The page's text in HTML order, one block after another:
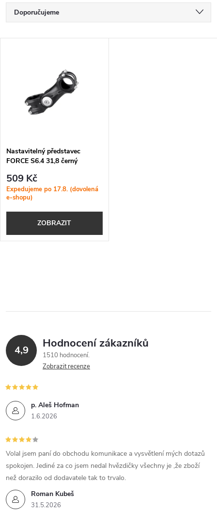
Ř
a
p
r
o
d
t
ů
Doporučujeme
Nejprodávanější
s
p
r
o
d
t
ů
Nastavitelný představec
FORCE S6.4 31,8 černý
509 Kč
Expedujeme po 17.8. (dovolená
e-shopu)
ZOBRAZIT
l
d
a
c
í
p
r
v
k
y
4,9 Hodnocení zákazníků
1510 hodnocení
Zobrazit recenze
p. Aleš Hofman
1.6.2026
Roman Kubeš
31.5.2026
Volal jsem paní do obchodu komunikace a vysvětlení mých dotazů
spokojen. Jediné za co jsem nedal hvězdičky všechny je ,že zboží
než dorazilo od dodavatele tak to trvalo.